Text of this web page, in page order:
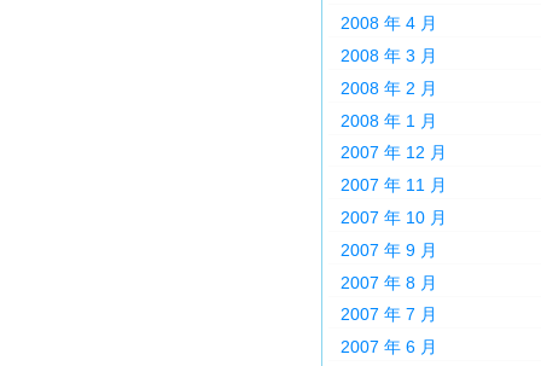
2008 年 4 月
2008 年 3 月
2008 年 2 月
2008 年 1 月
2007 年 12 月
2007 年 11 月
2007 年 10 月
2007 年 9 月
2007 年 8 月
2007 年 7 月
2007 年 6 月